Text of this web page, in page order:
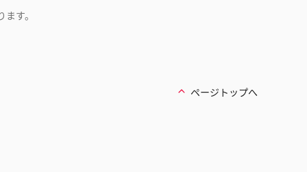
す。
ページトップへ